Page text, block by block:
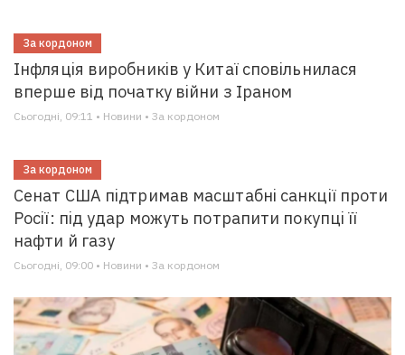
За кордоном
Інфляція виробників у Китаї сповільнилася
вперше від початку війни з Іраном
Сьогодні, 09:11 • Новини • За кордоном
За кордоном
Сенат США підтримав масштабні санкції проти
Росії: під удар можуть потрапити покупці її
нафти й газу
Сьогодні, 09:00 • Новини • За кордоном